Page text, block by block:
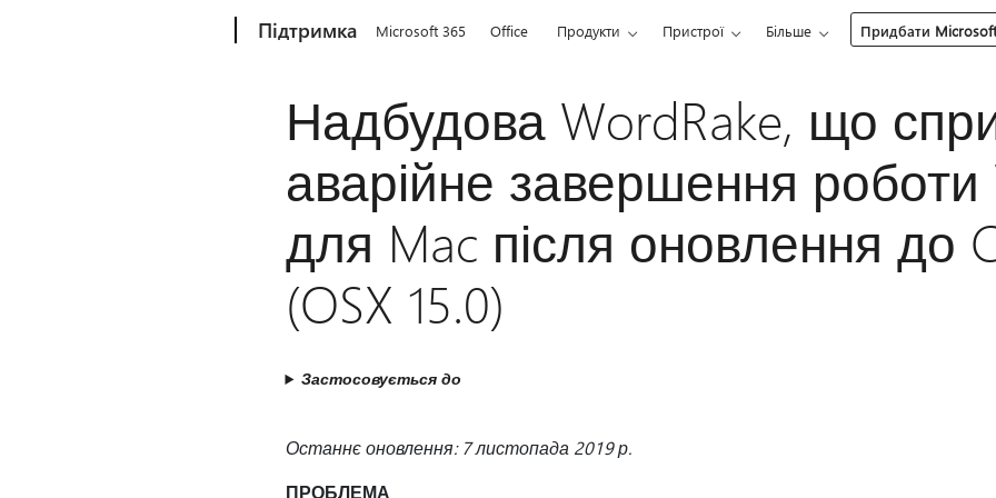
Підтримка Microsoft 365 Office Продукти Пристрої Більше Придбати
Надбудова WordRake, що
аварійне завершення роботи
для Mac після оновлення до
(OSX 15.0)
Застосовується до
Останнє оновлення: 7 листопада 2019 р.
ПРОБЛЕМА